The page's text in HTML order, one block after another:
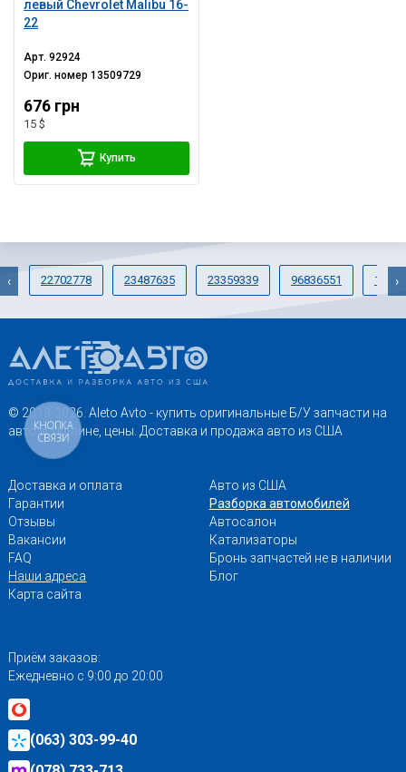
левый Chevrolet Malibu 16-
22
Арт.92924
Ориг. номер13509729
676 грн
15 $
Купить
22702778 23487635 23359339 96836551
‹ ›
© 2013-2026. Aleto Avto - купить оригинальные Б/У запчасти на
авто в Украине, цены. Доставка и продажа авто из США
Доставка и оплата
Гарантии
Отзывы
Вакансии
FAQ
Наши адреса
Карта сайта
Авто из США
Разборка автомобилей
Автосалон
Катализаторы
Бронь запчастей не в наличии
Блог
Приём заказов:
Ежедневно с 9:00 до 20:00
(063) 303-99-40
КНОПКА
СВЯЗИ